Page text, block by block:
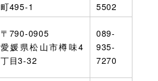
町495-1
5502
〒790-0905
愛媛県松山市樽味4
丁目3-32
089-
935-
7270